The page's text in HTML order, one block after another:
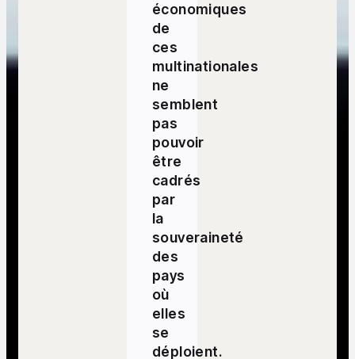
économiques
de
ces
multinationales
ne
semblent
pas
pouvoir
être
cadrés
par
la
souveraineté
des
pays
où
elles
se
déploient.